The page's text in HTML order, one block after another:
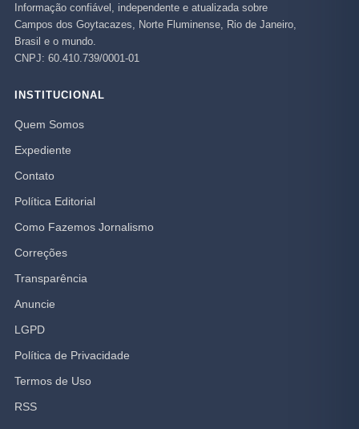
Informação confiável, independente e atualizada sobre
Campos dos Goytacazes, Norte Fluminense, Rio de Janeiro,
Brasil e o mundo.
CNPJ: 60.410.739/0001-01
INSTITUCIONAL
Quem Somos
Expediente
Contato
Política Editorial
Como Fazemos Jornalismo
Correções
Transparência
Anuncie
LGPD
Política de Privacidade
Termos de Uso
RSS